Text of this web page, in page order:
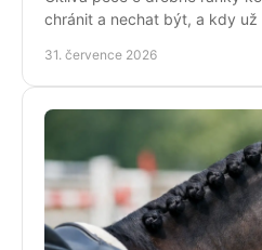
chránit a nechat být, a kdy
31. července 2026